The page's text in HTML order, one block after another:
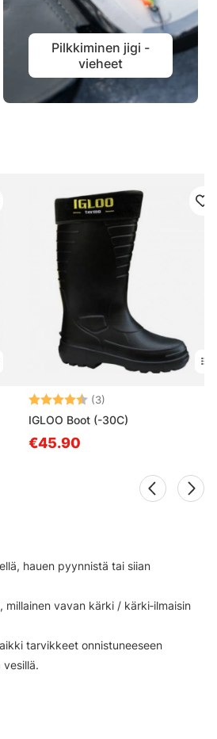
Pilkkiminen jigi -
vieheet
Arvio: (3)
IGLOO Boot (-30C)
€45.90
hauen pyynnistä tai siian
vavan kärki / kärki‑ilmaisin
tarvikkeet onnistuneeseen